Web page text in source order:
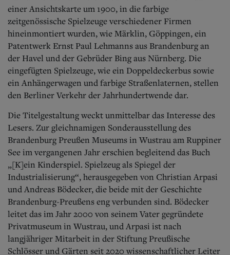
einer Ansichtskarte um 1900, in die farbige
zeitgenössische Spielzeuge verschiedener Firmen
hineinmontiert wurden, wie Märklin, Göppingen, ein
Patentwerk Ernst Paul Lehmanns aus Brandenburg an
der Havel und der Gebrüder Bing aus Nürnberg. Die
eingefügten Spielzeuge, wie ein Doppeldeckerbus sowie
ein Anhängerwagen und farbige Straßenlaternen, stellen
den Berliner Verkehr der Jahrhundertwende dar.
Die Titelgestaltung weckt unmittelbar das Interesse des
Lesers. Zur gleichnamigen Sonderausstellung des
Brandenburg Preußen Museums in Wustrau am Ruppiner
See im vergangenen Jahr erschien begleitend das Buch
„[K]ein Kinderspiel. Spielzeug als Spiegel der
Industrialisierung“, herausgegeben von Christian Arpasi
und Andreas Bödecker, die beide mit der Geschichte
Brandenburg-Preußens eng verbunden sind. Bödecker
leitet das im Jahr 2000 von seinem Vater gegründete
Privatmuseum in Wustrau, und Arpasi ist nach
langjähriger Mitarbeit in der Stiftung Preußische
Schlösser und Gärten seit 2020 wissenschaftlicher Leiter